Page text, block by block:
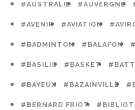
#AUSTRALIE #AUVERGNE
#AVENIR #AVIATION
#BADMINTON #BALAFON
#BASILIC #BASKET
#BAYEUX #BAZAINVILLE
#BERNARD FRIOT